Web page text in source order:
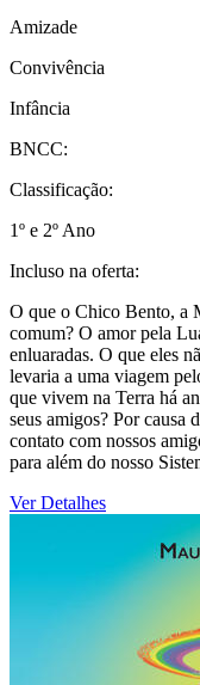
Amizade
Convivência
Infância
BNCC:
Classificação:
1º e 2º Ano
Incluso na oferta:
O que o Chico Bento, a
comum? O amor pela
enluaradas. O que eles
levaria a uma viagem
que vivem na Terra há
seus amigos? Por causa
contato com nossos
para além do nosso
Ver Detalhes